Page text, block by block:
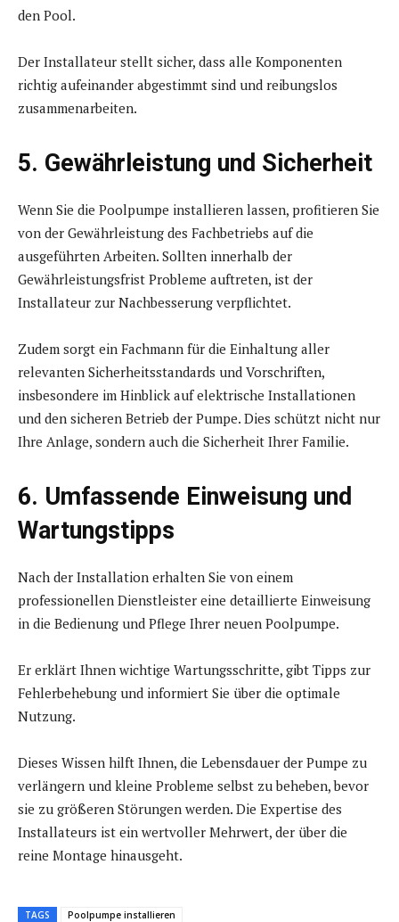
den Pool.
Der Installateur stellt sicher, dass alle Komponenten
richtig aufeinander abgestimmt sind und reibungslos
zusammenarbeiten.
5. Gewährleistung und Sicherheit
Wenn Sie die Poolpumpe installieren lassen, profitieren Sie
von der Gewährleistung des Fachbetriebs auf die
ausgeführten Arbeiten. Sollten innerhalb der
Gewährleistungsfrist Probleme auftreten, ist der
Installateur zur Nachbesserung verpflichtet.
Zudem sorgt ein Fachmann für die Einhaltung aller
relevanten Sicherheitsstandards und Vorschriften,
insbesondere im Hinblick auf elektrische Installationen
und den sicheren Betrieb der Pumpe. Dies schützt nicht nur
Ihre Anlage, sondern auch die Sicherheit Ihrer Familie.
6. Umfassende Einweisung und
Wartungstipps
Nach der Installation erhalten Sie von einem
professionellen Dienstleister eine detaillierte Einweisung
in die Bedienung und Pflege Ihrer neuen Poolpumpe.
Er erklärt Ihnen wichtige Wartungsschritte, gibt Tipps zur
Fehlerbehebung und informiert Sie über die optimale
Nutzung.
Dieses Wissen hilft Ihnen, die Lebensdauer der Pumpe zu
verlängern und kleine Probleme selbst zu beheben, bevor
sie zu größeren Störungen werden. Die Expertise des
Installateurs ist ein wertvoller Mehrwert, der über die
reine Montage hinausgeht.
TAGS Poolpumpe installieren